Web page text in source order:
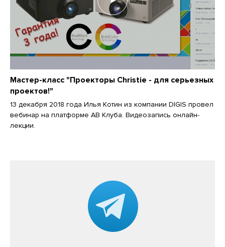
Мастер-класс "Проекторы Christie - для серьезных
проектов!"
13 декабря 2018 года Илья Котин из компании DIGIS провел
вебинар на платформе АВ Клуба. Видеозапись онлайн-
лекции.